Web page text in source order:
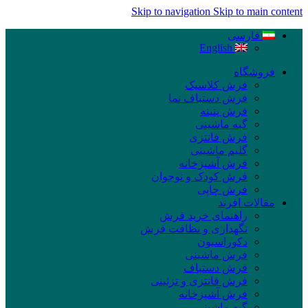
Skip to navigation Skip to main content
فارسی
English
فروشگاه
فرش کلاسیک
فرش دستباف نما
فرش پتینه
گبه ماشینی
فرش فانتزی
گلیم ماشینی
فرش آشپزخانه
فرش کودک و نوجوان
فرش چاپی
مقالات افرند
راهنمای خرید فرش
نگهداری و نظافت فرش
دکوراسیون
فرش ماشینی
فرش دستباف
فرش فانتزی و تزئینی
فرش آشپزخانه